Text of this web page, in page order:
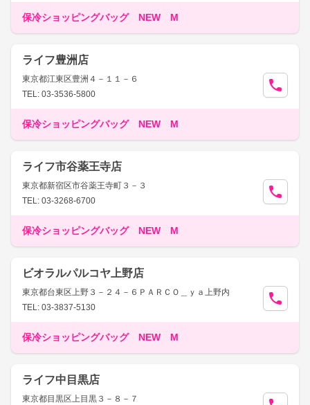
保冷ショッピングバッグ NEW M
ライフ豊洲店
東京都江東区豊洲４－１１－６
TEL: 03-3536-5800
保冷ショッピングバッグ NEW M
ライフ市谷薬王寺店
東京都新宿区市谷薬王寺町３－３
TEL: 03-3268-6700
保冷ショッピングバッグ NEW M
ビオラルパルコヤ上野店
東京都台東区上野３－２４－６ＰＡＲＣＯ＿ｙａ上野内
TEL: 03-3837-5130
保冷ショッピングバッグ NEW M
ライフ中目黒店
東京都目黒区上目黒３－８－７